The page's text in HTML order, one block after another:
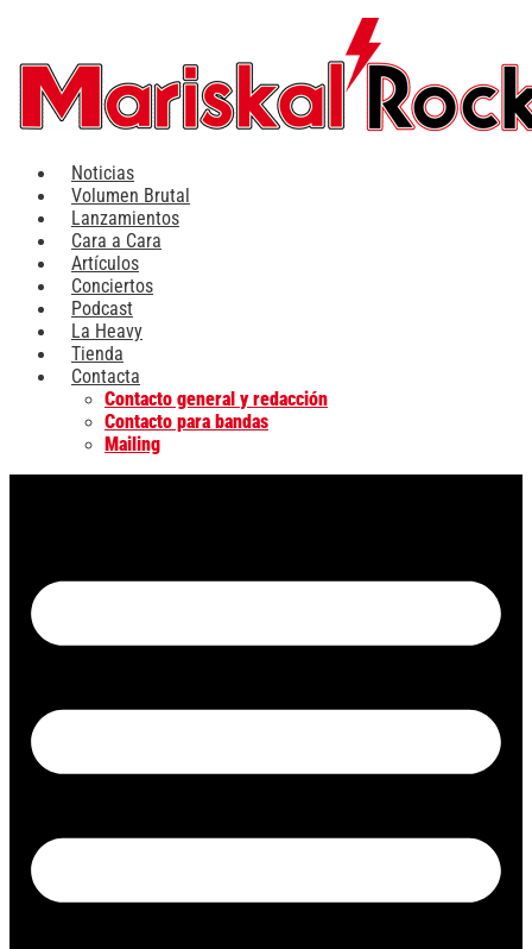
contenido
Noticias
Volumen Brutal
Lanzamientos
Cara a Cara
Artículos
Conciertos
Podcast
La Heavy
Tienda
Contacta
Contacto general y redacción
Contacto para bandas
Mailing